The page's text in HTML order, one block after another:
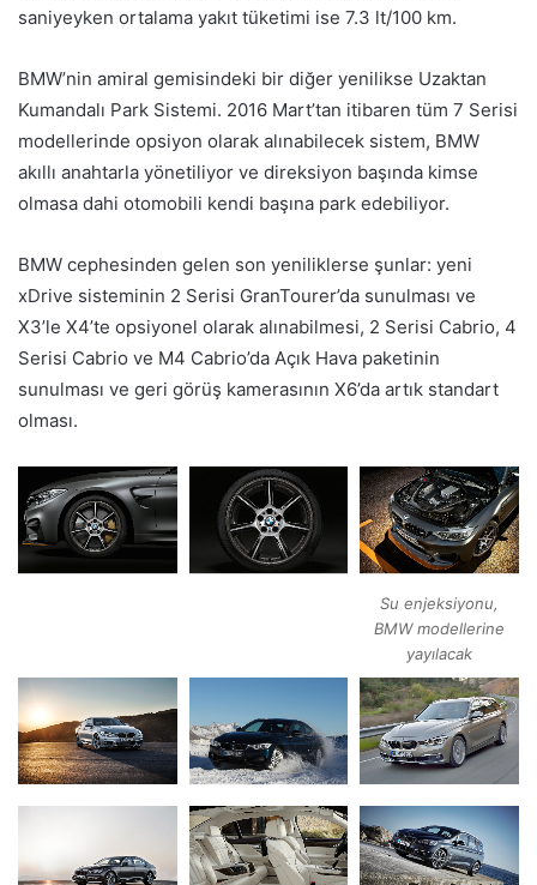
saniyeyken ortalama yakıt tüketimi ise 7.3 lt/100 km.
BMW’nin amiral gemisindeki bir diğer yenilikse Uzaktan
Kumandalı Park Sistemi. 2016 Mart’tan itibaren tüm 7 Serisi
modellerinde opsiyon olarak alınabilecek sistem, BMW
akıllı anahtarla yönetiliyor ve direksiyon başında kimse
olmasa dahi otomobili kendi başına park edebiliyor.
BMW cephesinden gelen son yeniliklerse şunlar: yeni
xDrive sisteminin 2 Serisi GranTourer’da sunulması ve
X3’le X4’te opsiyonel olarak alınabilmesi, 2 Serisi Cabrio, 4
Serisi Cabrio ve M4 Cabrio’da Açık Hava paketinin
sunulması ve geri görüş kamerasının X6’da artık standart
olması.
Su enjeksiyonu,
BMW modellerine
yayılacak